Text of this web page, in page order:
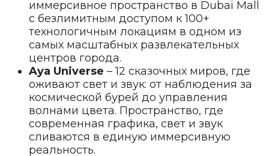
иммерсивное пространство в Dubai Mall
с безлимитным доступом к 100+
технологичным локациям в одном из
самых масштабных развлекательных
центров города.
Aya Universe – 12 сказочных миров, где
оживают свет и звук: от наблюдения за
космической бурей до управления
волнами цвета. Пространство, где
современная графика, свет и звук
сливаются в единую иммерсивную
реальность.